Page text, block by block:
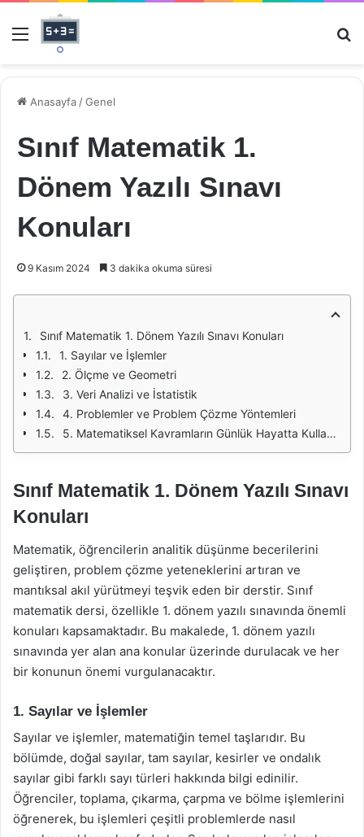
Menü
Anasayfa /Genel
Sınıf Matematik 1.
Dönem Yazılı Sınavı
Konuları
9 Kasım 2024 3 dakika okuma süresi
Sınıf Matematik 1. Dönem Yazılı Sınavı Konuları
1. Sayılar ve İşlemler
2. Ölçme ve Geometri
3. Veri Analizi ve İstatistik
4. Problemler ve Problem Çözme Yöntemleri
5. Matematiksel Kavramların Günlük Hayatta Kullanımı
Sınıf Matematik 1. Dönem Yazılı Sınavı
Konuları
Matematik, öğrencilerin analitik düşünme becerilerini
geliştiren, problem çözme yeteneklerini artıran ve
mantıksal akıl yürütmeyi teşvik eden bir derstir. Sınıf
matematik dersi, özellikle 1. dönem yazılı sınavında önemli
konuları kapsamaktadır. Bu makalede, 1. dönem yazılı
sınavında yer alan ana konular üzerinde durulacak ve her
bir konunun önemi vurgulanacaktır.
1. Sayılar ve İşlemler
Sayılar ve işlemler, matematiğin temel taşlarıdır. Bu
bölümde, doğal sayılar, tam sayılar, kesirler ve ondalık
sayılar gibi farklı sayı türleri hakkında bilgi edinilir.
Öğrenciler, toplama, çıkarma, çarpma ve bölme işlemlerini
öğrenerek, bu işlemleri çeşitli problemlerde nasıl